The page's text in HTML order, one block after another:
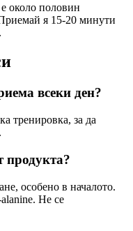
около половин
я 15-20 минути
всеки ден?
тренировка, за да
продукта?
особено в началото.
Не се